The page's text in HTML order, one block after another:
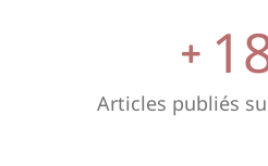
Articles publiés